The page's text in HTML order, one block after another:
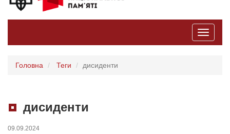
Toggle
Головна Теги дисиденти
дисиденти
09.09.2024